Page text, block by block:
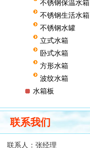
不锈钢保温水箱
不锈钢生活水箱
不锈钢水罐
立式水箱
卧式水箱
方形水箱
波纹水箱
水箱板
系我们
联系人： 张经理